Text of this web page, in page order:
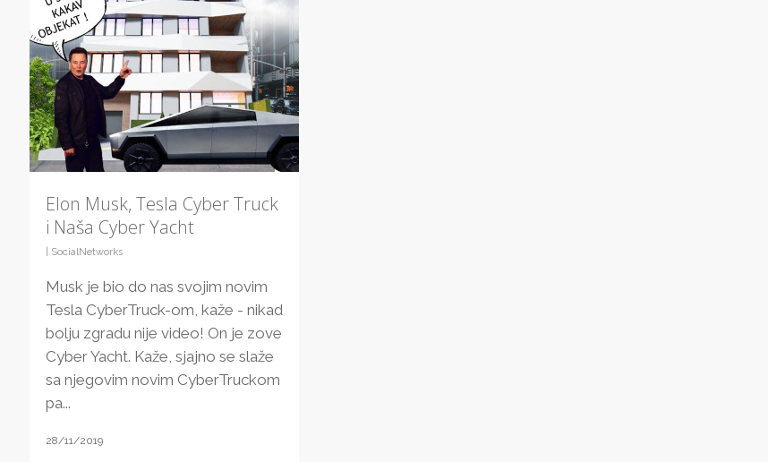
Elon Musk, Tesla Cyber Truck
i Naša Cyber Yacht
SocialNetworks
Musk je bio do nas svojim novim
Tesla CyberTruck-om, kaže - nikad
bolju zgradu nije video! On je zove
Cyber Yacht. Kaže, sjajno se slaže
sa njegovim novim CyberTruckom
pa...
28/11/2019